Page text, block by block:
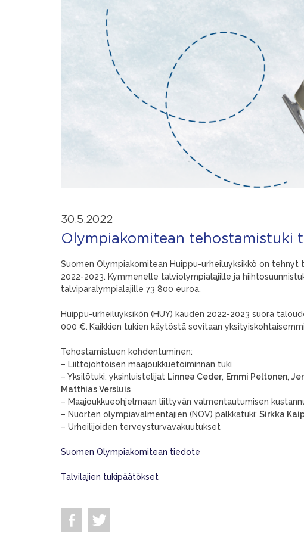
30.5.2022
Olympiakomitean tehostamistuki
Suomen Olympiakomitean Huippu-urheiluyksikkö on
2022-2023. Kymmenelle talviolympialajille ja
talviparalympialajille 73 800 euroa.
Huippu-urheiluyksikön (HUY) kauden 2022-2023 suora
000 €. Kaikkien tukien käytöstä sovitaan
Tehostamistuen kohdentuminen:
– Liittojohtoisen maajoukkuetoiminnan tuki
– Yksilötuki: yksinluistelijat Linnea Ceder, Emmi Peltonen,
Matthias Versluis
– Maajoukkueohjelmaan liittyvän valmentautumisen
– Nuorten olympiavalmentajien (NOV) palkkatuki: Sirkka
– Urheilijoiden terveysturvavakuutukset
Suomen Olympiakomitean tiedote
Talvilajien tukipäätökset